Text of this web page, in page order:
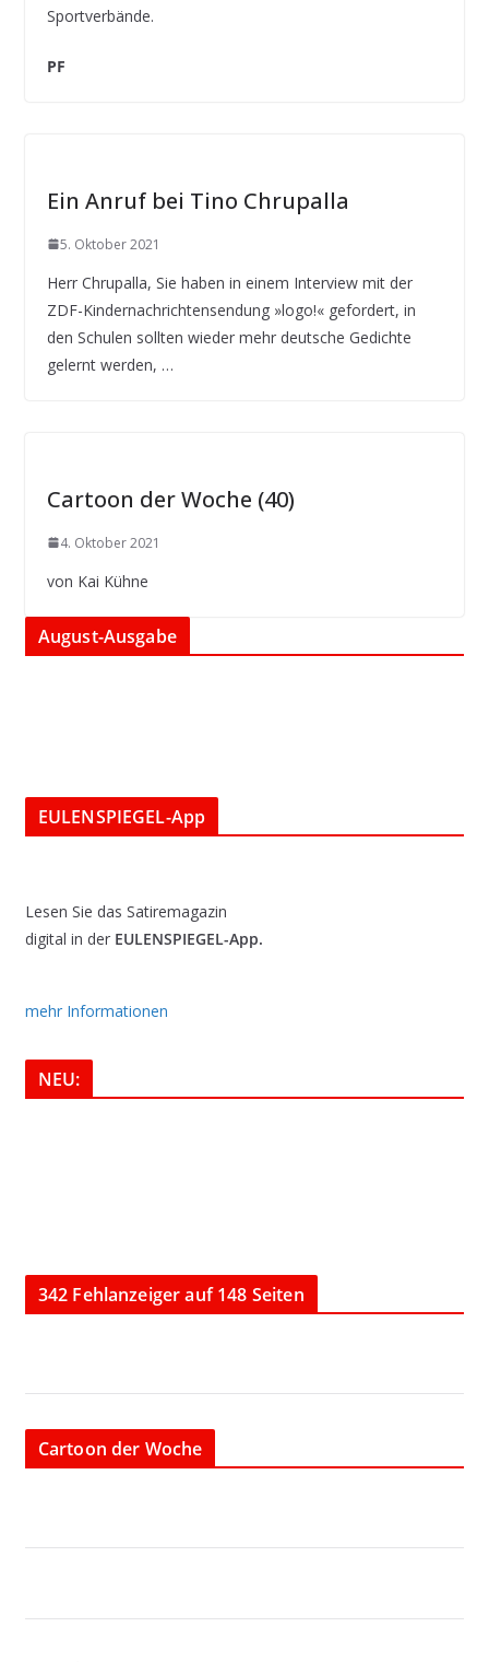
Sportverbände.
PF
Ein Anruf bei Tino Chrupalla
5. Oktober 2021
Herr Chrupalla, Sie haben in einem Interview mit der
ZDF-Kindernachrichtensendung »logo!« gefordert, in
den Schulen sollten wieder mehr deutsche Gedichte
gelernt werden, …
Cartoon der Woche (40)
4. Oktober 2021
von Kai Kühne
August-Ausgabe
EULENSPIEGEL-App
Lesen Sie das Satiremagazin
digital in der EULENSPIEGEL-App.
mehr Informationen
NEU:
342 Fehlanzeiger auf 148 Seiten
Cartoon der Woche